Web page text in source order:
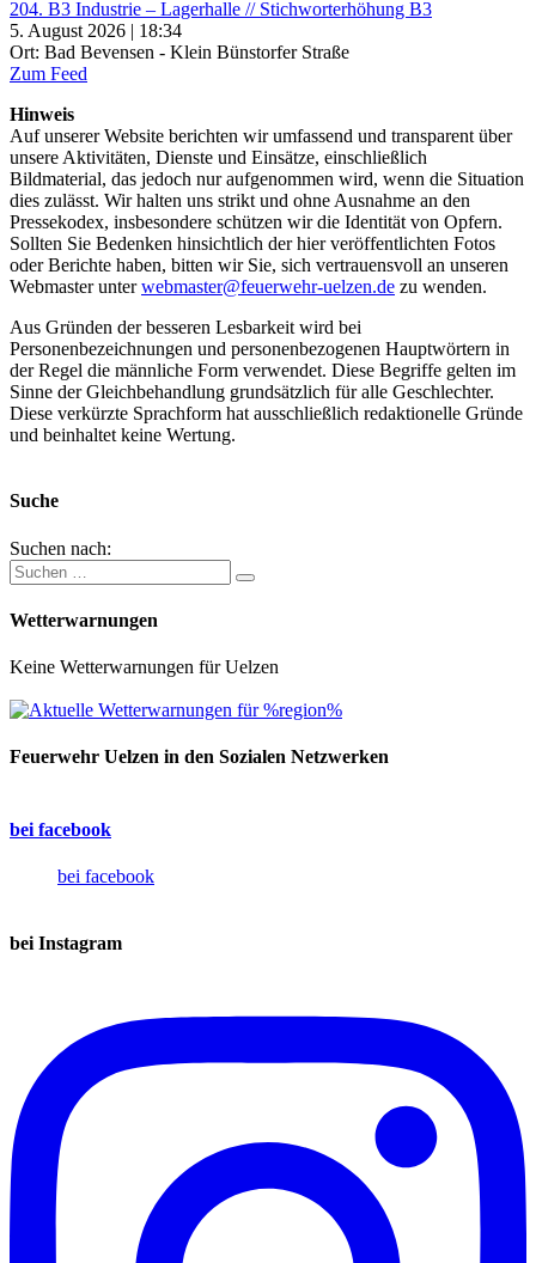
204. B3 Industrie – Lagerhalle // Stichworterhöhung B3
5. August 2026 | 18:34
Ort: Bad Bevensen - Klein Bünstorfer Straße
Zum Feed
Hinweis
Auf unserer Website berichten wir umfassend und transparent über
unsere Aktivitäten, Dienste und Einsätze, einschließlich
Bildmaterial, das jedoch nur aufgenommen wird, wenn die Situation
dies zulässt. Wir halten uns strikt und ohne Ausnahme an den
Pressekodex, insbesondere schützen wir die Identität von Opfern.
Sollten Sie Bedenken hinsichtlich der hier veröffentlichten Fotos
oder Berichte haben, bitten wir Sie, sich vertrauensvoll an unseren
Webmaster unterwebmaster@feuerwehr-uelzen.de zu wenden.
Aus Gründen der besseren Lesbarkeit wird bei
Personenbezeichnungen und personenbezogenen Hauptwörtern in
der Regel die männliche Form verwendet. Diese Begriffe gelten im
Sinne der Gleichbehandlung grundsätzlich für alle Geschlechter.
Diese verkürzte Sprachform hat ausschließlich redaktionelle Gründe
und beinhaltet keine Wertung.
Suche
Suchen nach:
Wetterwarnungen
Keine Wetterwarnungen für Uelzen
Feuerwehr Uelzen in den Sozialen Netzwerken
bei facebook
bei facebook
bei Instagram